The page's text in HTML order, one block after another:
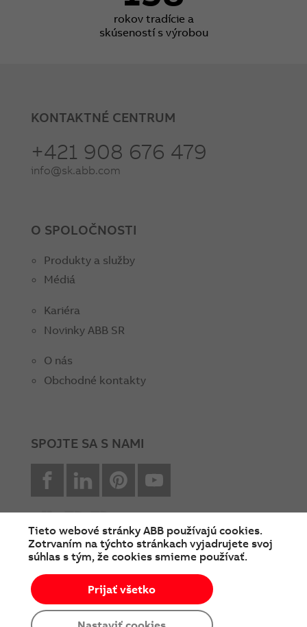
rokov tradície a
skúseností s výrobou
KONTAKTNÉ CENTRUM
+421 908 676 479
info@sk.abb.com
O SPOLOČNOSTI
Produkty a služby
Médiá
Kariéra
Novinky ABB SR
O nás
Obchodné kontakty
SPOJTE SA S NAMI
facebookLinkedin Pinterest
© Copyright 2026 ABB
Podmienky používania
Cookies a ochrana súkromia
Tieto webové stránky ABB používajú cookies.
Zotrvaním na týchto stránkach vyjadrujete svoj
súhlas s tým, že cookies smieme používať.
Prijať všetko